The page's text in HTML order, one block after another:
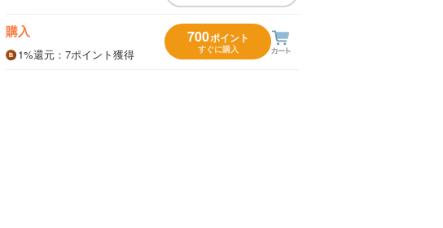
購入
1%還元 ：7ポイント獲得
700ポイント
すぐに購入